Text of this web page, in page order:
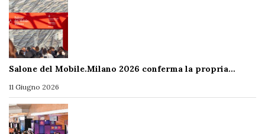
Salone del Mobile.Milano 2026 conferma la propria…
11 Giugno 2026